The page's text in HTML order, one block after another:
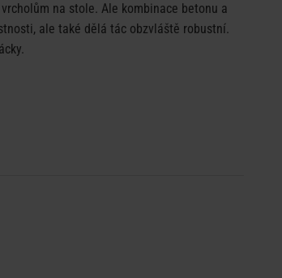
na stole. Ale kombinace betonu a
ale také dělá tác obzvláště robustní.